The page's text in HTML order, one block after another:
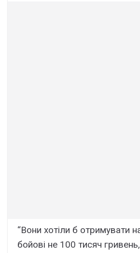
“Вони хотіли б отримувати
бойові не 100 тисяч